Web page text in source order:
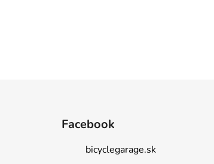
Facebook
bicyclegarage.sk